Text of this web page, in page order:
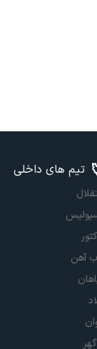
تیم های داخلی
آهن